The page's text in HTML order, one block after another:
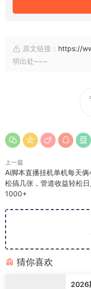
原文链接： https://
明出处~~~
上一篇
Ai脚本直播挂机单机每天俩
松搞几张，管道收益轻松日
1000+
猜你喜欢
2026